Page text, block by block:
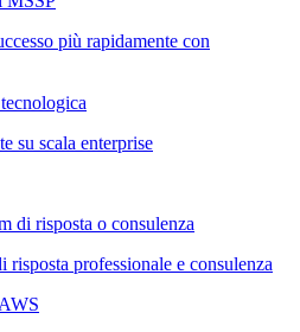
più rapidamente con
su scala enterprise
di risposta o consulenza
professionale e consulenza